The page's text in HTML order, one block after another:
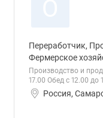
Переработчик,
Фермерское
Производство и
17.00 Обед с 12.00 до
Россия,